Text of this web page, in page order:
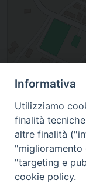
, Scandriglia, Lazio,
Informativa
Utilizziamo
finalità
altre finalità
"miglioramento
"targeting e
cookie policy.